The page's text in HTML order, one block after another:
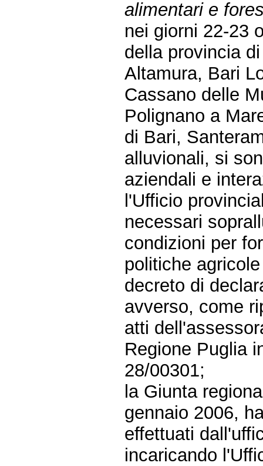
alimentari e
nei giorni 22-23
della provincia
Altamura, Bari
Cassano delle
Polignano a
di Bari,
alluvionali, si
aziendali e
l'Ufficio
necessari
condizioni per
politiche
decreto di
avverso, come
atti
Regione Puglia
28/00301;
la Giunta
gennaio 2006,
effettuati
incaricando